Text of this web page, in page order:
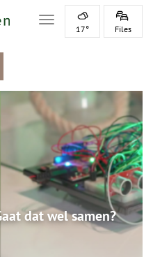
Toggle navigation
17° Files
dat wel samen?